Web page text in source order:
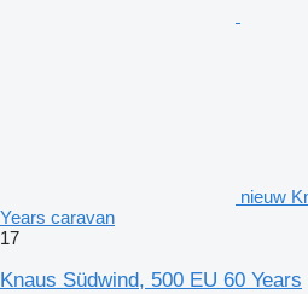
nieuw
Years caravan
17
Knaus Südwind, 500 EU 60 Years